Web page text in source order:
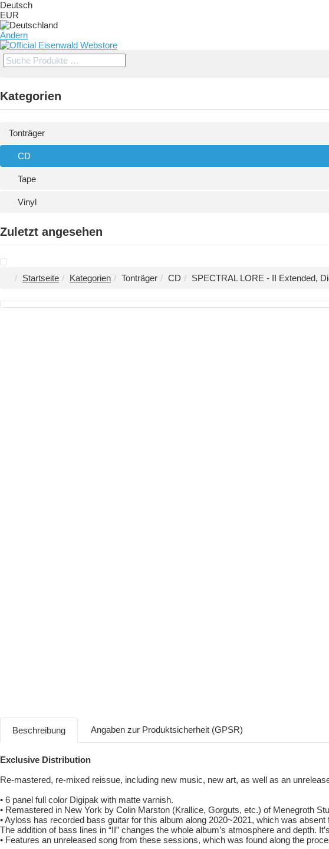
Deutsch
EUR
Ändern
Kategorien
Tonträger
CD
Tape
Vinyl
Zuletzt angesehen
Startseite Kategorien Tonträger CD SPECTRAL LORE - II Extended,
Beschreibung Angaben zur Produktsicherheit (GPSR)
Exclusive Distribution
Re-mastered, re-mixed reissue, including new music, new art, as well as an
• 6 panel full color Digipak with matte varnish.
• Remastered in New York by Colin Marston (Krallice, Gorguts, etc.) of Menegroth
• Ayloss has recorded bass guitar for this album along 2020~2021, which was
The addition of bass lines in “II” changes the whole album’s atmosphere and depth.
• Features an unreleased song from these sessions, which was found along the